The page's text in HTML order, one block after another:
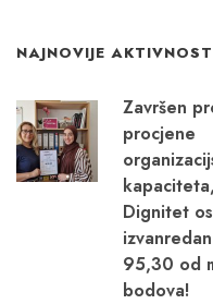
NAJNOVIJE
Završen
procjene
Dignitet
95,30 od
bodova!